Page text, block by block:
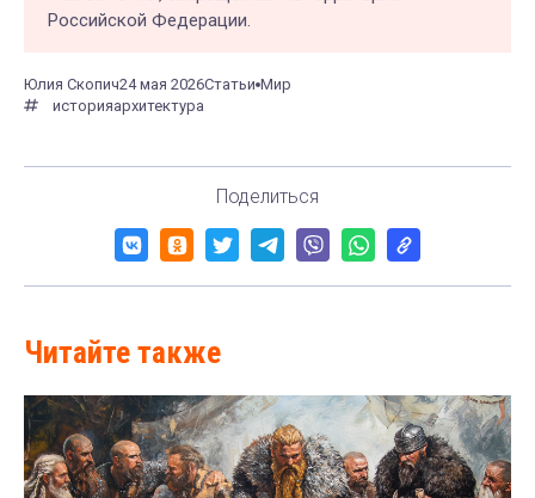
Российской Федерации.
Юлия Скопич24 мая 2026Статьи Мир
историяархитектура
Поделиться
Читайте также